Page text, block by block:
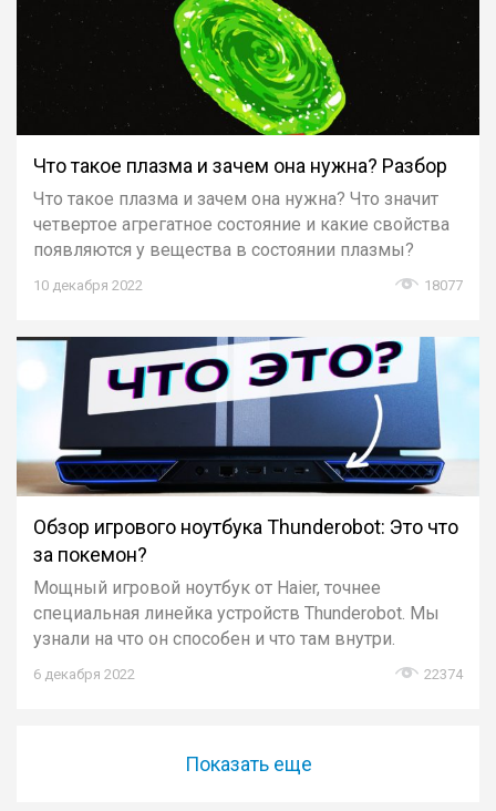
Что такое плазма и зачем она нужна? Разбор
Что такое плазма и зачем она нужна? Что значит
четвертое агрегатное состояние и какие свойства
появляются у вещества в состоянии плазмы?
10 декабря 2022 18077
Обзор игрового ноутбука Thunderobot: Это что
за покемон?
Мощный игровой ноутбук от Haier, точнее
специальная линейка устройств Thunderobot. Мы
узнали на что он способен и что там внутри.
6 декабря 2022 22374
Показать еще